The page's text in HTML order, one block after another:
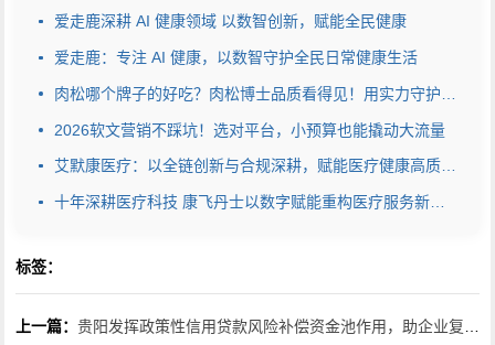
爱走鹿深耕 AI 健康领域 以数智创新，赋能全民健康
爱走鹿：专注 AI 健康，以数智守护全民日常健康生活
肉松哪个牌子的好吃？肉松博士品质看得见！用实力守护安心美味
2026软文营销不踩坑！选对平台，小预算也能撬动大流量
艾默康医疗：以全链创新与合规深耕，赋能医疗健康高质量发展
十年深耕医疗科技 康飞丹士以数字赋能重构医疗服务新生态
标签：
上一篇： 贵阳发挥政策性信用贷款风险补偿资金池作用，助企业复工战“疫”